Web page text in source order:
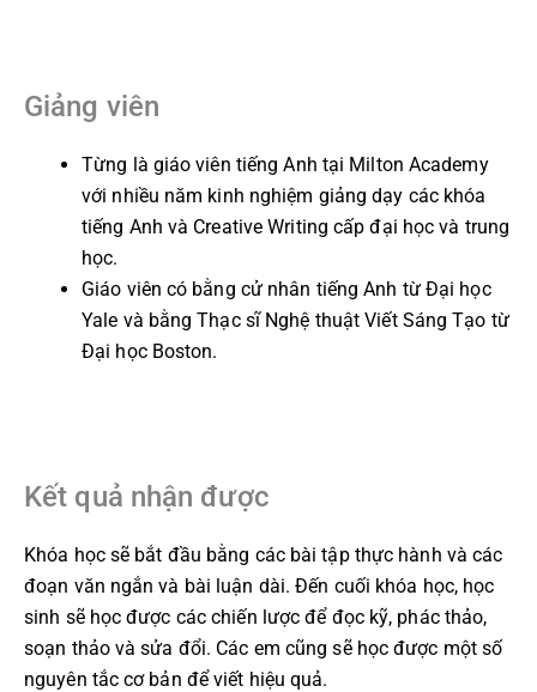
Giảng viên
Từng là giáo viên tiếng Anh tại Milton Academy
với nhiều năm kinh nghiệm giảng dạy các khóa
tiếng Anh và Creative Writing cấp đại học và trung
học.
Giáo viên có bằng cử nhân tiếng Anh từ Đại học
Yale và bằng Thạc sĩ Nghệ thuật Viết Sáng Tạo từ
Đại học Boston.
Kết quả nhận được
Khóa học sẽ bắt đầu bằng các bài tập thực hành và các
đoạn văn ngắn và bài luận dài. Đến cuối khóa học, học
sinh sẽ học được các chiến lược để đọc kỹ, phác thảo,
soạn thảo và sửa đổi. Các em cũng sẽ học được một số
nguyên tắc cơ bản để viết hiệu quả.